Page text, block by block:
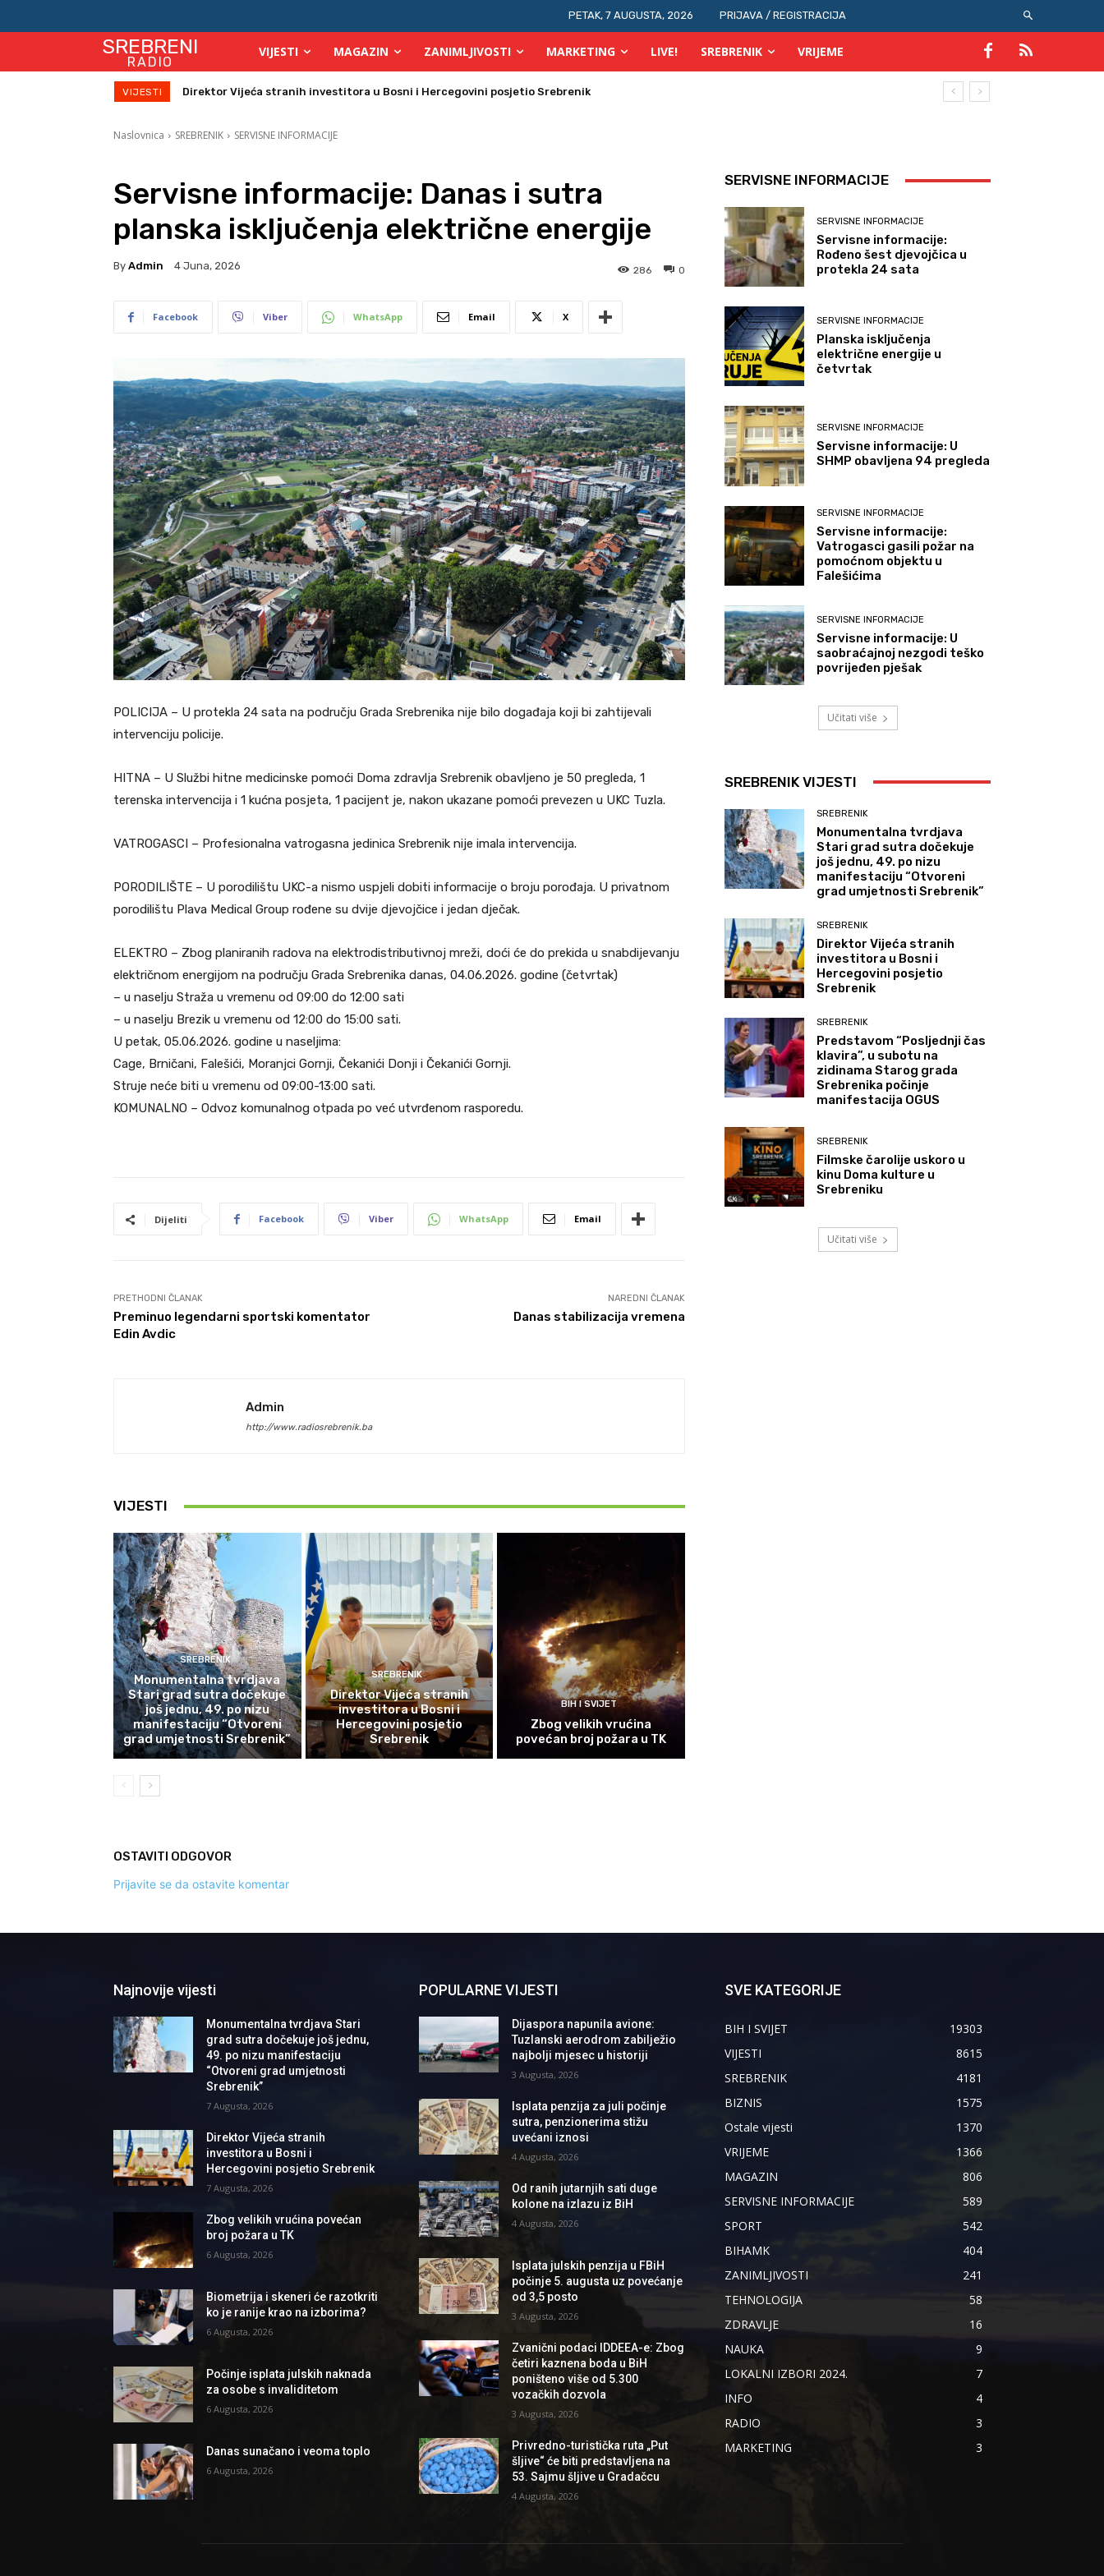
PETAK, 7 AUGUSTA, 2026 PRIJAVA / REGISTRACIJA
SREBRENI
RADIO
VIJESTI MAGAZIN ZANIMLJIVOSTI MARKETING LIVE! SREBRENIK VRIJEME
VIJESTI Zbog velikih vrućina povećan broj požara u TK
Naslovnica SREBRENIK SERVISNE INFORMACIJE
Servisne informacije: Danas i sutra
planska isključenja električne energije
By Admin 4 Juna, 2026 0
286
Facebook Viber WhatsApp Email X
POLICIJA – U protekla 24 sata na području Grada Srebrenika nije bilo događaja koji bi zahtijevali
intervenciju policije.
HITNA – U Službi hitne medicinske pomoći Doma zdravlja Srebrenik obavljeno je 50 pregleda, 1
terenska intervencija i 1 kućna posjeta, 1 pacijent je, nakon ukazane pomoći prevezen u UKC Tuzla.
VATROGASCI – Profesionalna vatrogasna jedinica Srebrenik nije imala intervencija.
PORODILIŠTE – U porodilištu UKC-a nismo uspjeli dobiti informacije o broju porođaja. U privatnom
porodilištu Plava Medical Group rođene su dvije djevojčice i jedan dječak.
ELEKTRO – Zbog planiranih radova na elektrodistributivnoj mreži, doći će do prekida u snabdijevanju
električnom energijom na području Grada Srebrenika danas, 04.06.2026. godine (četvrtak)
– u naselju Straža u vremenu od 09:00 do 12:00 sati
– u naselju Brezik u vremenu od 12:00 do 15:00 sati.
U petak, 05.06.2026. godine u naseljima:
Cage, Brničani, Falešići, Moranjci Gornji, Čekanići Donji i Čekanići Gornji.
Struje neće biti u vremenu od 09:00-13:00 sati.
KOMUNALNO – Odvoz komunalnog otpada po već utvrđenom rasporedu.
Dijeliti Facebook Viber WhatsApp Email
PRETHODNI ČLANAK
Preminuo legendarni sportski komentator
Edin Avdic
NAREDNI ČLANAK
Danas stabilizacija vremena
Admin
http://www.radiosrebrenik.ba
VIJESTI
SREBRENIK
Monumentalna tvrdjava
Stari grad sutra dočekuje
još jednu, 49. po nizu
manifestaciju “Otvoreni
grad umjetnosti Srebrenik”
SREBRENIK
Direktor Vijeća stranih
investitora u Bosni i
Hercegovini posjetio
Srebrenik
BIH I SVIJET
Zbog velikih vrućina
povećan broj požara u TK
OSTAVITI ODGOVOR
Prijavite se da ostavite komentar
SERVISNE INFORMACIJE
SERVISNE INFORMACIJE
Servisne informacije:
Rođeno šest djevojčica u
protekla 24 sata
SERVISNE INFORMACIJE
Planska isključenja
električne energije u
četvrtak
SERVISNE INFORMACIJE
Servisne informacije: U
SHMP obavljena 94 pregleda
SERVISNE INFORMACIJE
Servisne informacije:
Vatrogasci gasili požar na
pomoćnom objektu u
Falešićima
SERVISNE INFORMACIJE
Servisne informacije: U
saobraćajnoj nezgodi teško
povrijeđen pješak
Učitati više
SREBRENIK VIJESTI
SREBRENIK
Monumentalna tvrdjava
Stari grad sutra dočekuje
još jednu, 49. po nizu
manifestaciju “Otvoreni
grad umjetnosti Srebrenik”
SREBRENIK
Direktor Vijeća stranih
investitora u Bosni i
Hercegovini posjetio
Srebrenik
SREBRENIK
Predstavom “Posljednji čas
klavira”, u subotu na
zidinama Starog grada
Srebrenika počinje
manifestacija OGUS
SREBRENIK
Filmske čarolije uskoro u
kinu Doma kulture u
Srebreniku
Učitati više
Najnovije vijesti
Monumentalna tvrdjava Stari
grad sutra dočekuje još jednu,
49. po nizu manifestaciju
“Otvoreni grad umjetnosti
Srebrenik”
7 Augusta, 2026
Direktor Vijeća stranih
investitora u Bosni i
Hercegovini posjetio Srebrenik
7 Augusta, 2026
Zbog velikih vrućina povećan
broj požara u TK
6 Augusta, 2026
Biometrija i skeneri će razotkriti
ko je ranije krao na izborima?
6 Augusta, 2026
Počinje isplata julskih naknada
za osobe s invaliditetom
6 Augusta, 2026
Danas sunačano i veoma toplo
6 Augusta, 2026
POPULARNE VIJESTI
Dijaspora napunila avione:
Tuzlanski aerodrom zabilježio
najbolji mjesec u historiji
3 Augusta, 2026
Isplata penzija za juli počinje
sutra, penzionerima stižu
uvećani iznosi
4 Augusta, 2026
Od ranih jutarnjih sati duge
kolone na izlazu iz BiH
4 Augusta, 2026
Isplata julskih penzija u FBiH
počinje 5. augusta uz povećanje
od 3,5 posto
3 Augusta, 2026
Zvanični podaci IDDEEA-e: Zbog
četiri kaznena boda u BiH
poništeno više od 5.300
vozačkih dozvola
3 Augusta, 2026
Privredno-turistička ruta „Put
šljive“ će biti predstavljena na
53. Sajmu šljive u Gradačcu
4 Augusta, 2026
SVE KATEGORIJE
BIH I SVIJET
19303
VIJESTI
8615
SREBRENIK
4181
BIZNIS
1575
Ostale vijesti
1370
VRIJEME
1366
MAGAZIN
806
SERVISNE INFORMACIJE
589
SPORT
542
BIHAMK
404
ZANIMLJIVOSTI
241
TEHNOLOGIJA
58
ZDRAVLJE
16
NAUKA
9
LOKALNI IZBORI 2024.
7
INFO
4
RADIO
3
MARKETING
3